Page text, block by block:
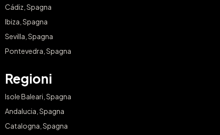
Cádiz, Spagna
Ibiza, Spagna
Sevilla, Spagna
Pontevedra, Spagna
Regioni
Isole Baleari, Spagna
Andalucia, Spagna
Catalogna, Spagna